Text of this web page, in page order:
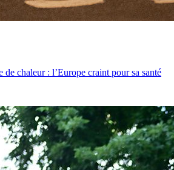
de chaleur : l’Europe craint pour sa santé